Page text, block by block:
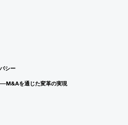
シー
を通じた変革の実現